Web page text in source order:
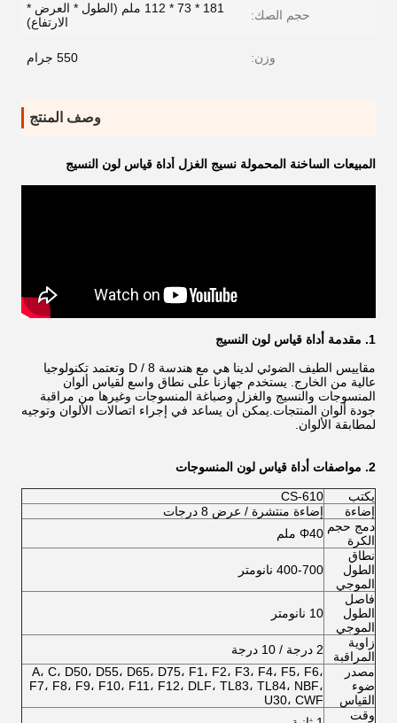
حجم الصك:
181 * 73 * 112 ملم (الطول * العرض *
الارتفاع)
وزن: 550 جرام
وصف المنتج
المبيعات الساخنة المحمولة نسيج الغزل أداة قياس لون النسيج
1. مقدمة أداة قياس لون النسيج
مقاييس الطيف الضوئي لدينا هي مع هندسة D / 8 وتعتمد تكنولوجيا
عالية من الخارج. يستخدم جهازنا على نطاق واسع لقياس ألوان
المنسوجات والنسيج والغزل وصباغة المنسوجات وغيرها من مراقبة
جودة ألوان المنتجات.يمكن أن يساعد في إجراء اتصالات الألوان وتوجيه
لمطابقة الألوان.
2. مواصفات أداة قياس لون المنسوجات
يكتب
CS-610
إضاءة
إضاءة منتشرة / عرض 8 درجات
دمج حجم
الكرة
Φ40 ملم
نطاق
الطول
الموجي
400-700 نانومتر
فاصل
الطول
الموجي
10 نانومتر
زاوية
المراقبة
2 درجة / 10 درجة
مصدر
ضوء
القياس
A، C، D50، D55، D65، D75، F1، F2، F3، F4، F5، F6،
F7، F8، F9، F10، F11، F12، DLF، TL83، TL84، NBF،
U30، CWF
وقت